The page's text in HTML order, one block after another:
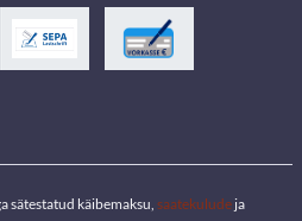
sätestatud käibemaksu, saatekulude ja